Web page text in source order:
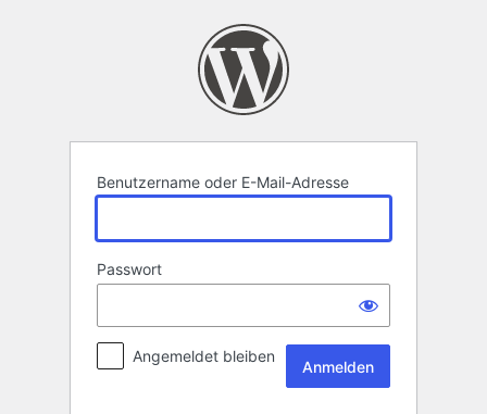
Benutzername oder E-Mail-Adresse
Passwort
Angemeldet bleiben